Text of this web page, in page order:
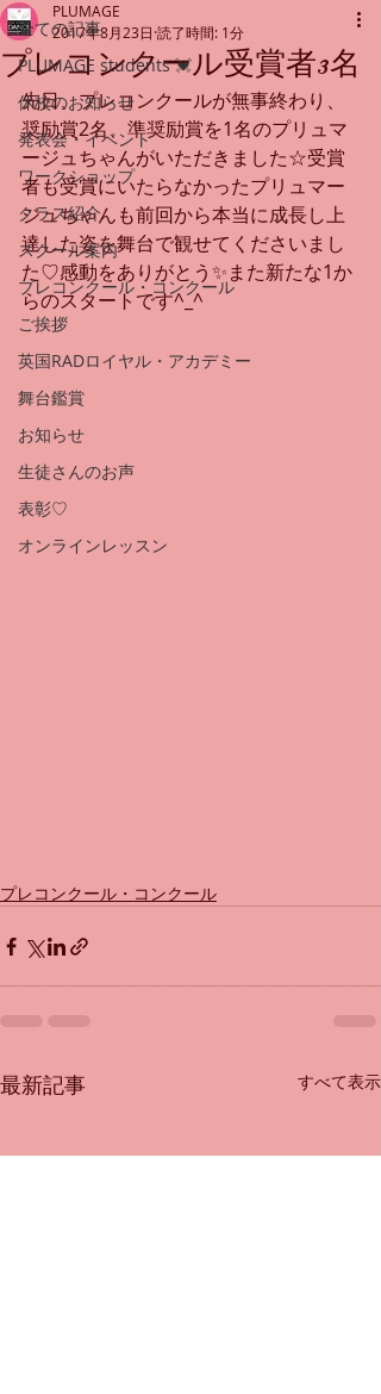
全ての記事
PLUMAGE students 💓
休校のお知らせ
発表会・イベント
ワークショップ
クラス紹介
スクール案内
プレコンクール・コンクール
ご挨拶
英国RADロイヤル・アカデミー
舞台鑑賞
お知らせ
生徒さんのお声
表彰♡
オンラインレッスン
プレコンクール受賞者3名
PLUMAGE
2017年8月23日 読了時間: 1分
先日、プレコンクールが無事終わり、
奨励賞2名、準奨励賞を1名のプリュマ
ージュちゃんがいただきました☆受賞
者も受賞にいたらなかったプリュマー
ジュちゃんも前回から本当に成長し上
達した姿を舞台で観せてくださいまし
た♡感動をありがとう✨また新たな1か
らのスタートです^_^
プレコンクール・コンクール
最新記事 すべて表示